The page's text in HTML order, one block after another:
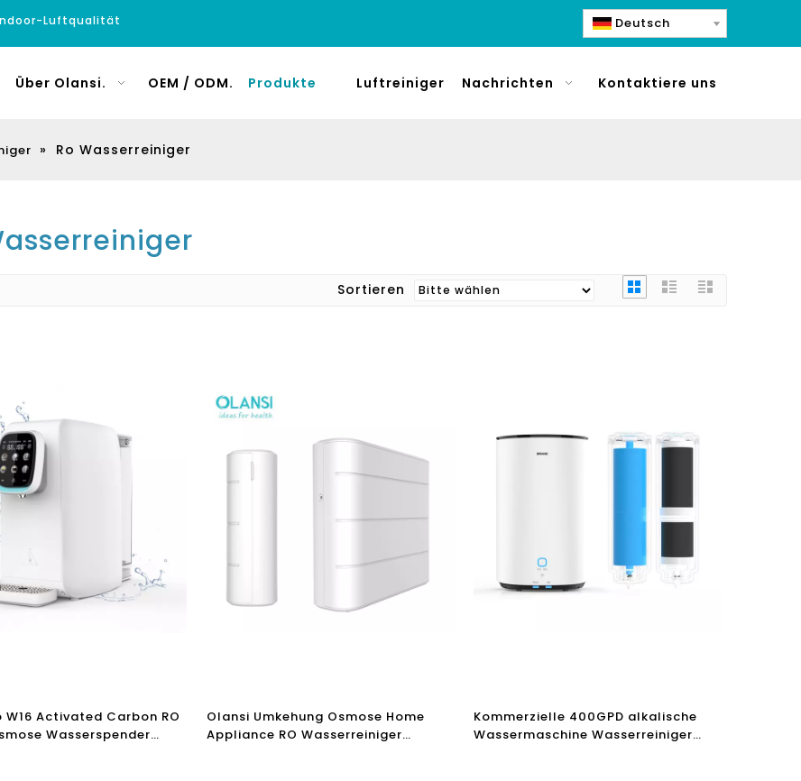
Luftqualität Deutsch
Über Olansi. OEM / ODM. Produkte Luftreiniger Nachrichten Kontaktiere uns
» Ro Wasserreiniger
Sortieren
W16 Activated Carbon RO
Wasserspender
Olansi Umkehung Osmose Home
Appliance RO Wasserreiniger
Kommerzielle 400GPD alkalische
Wassermaschine Wasserreiniger